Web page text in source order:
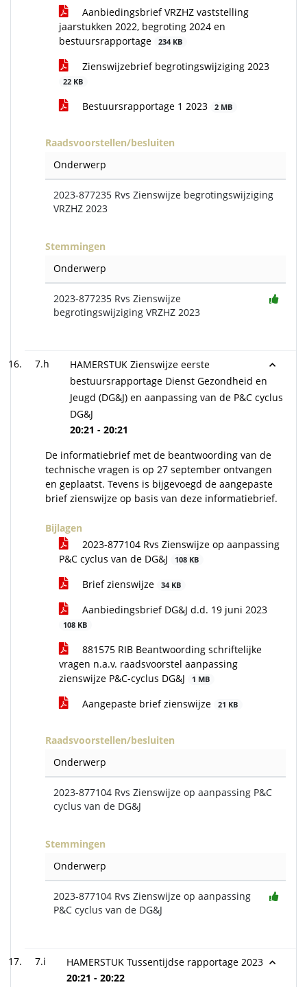
Aanbiedingsbrief VRZHZ vaststelling
jaarstukken 2022, begroting 2024 en
bestuursrapportage
234 KB
Zienswijzebrief begrotingswijziging 2023
22 KB
Bestuursrapportage 1 2023 2 MB
Raadsvoorstellen/besluiten
Onderwerp
2023-877235 Rvs Zienswijze begrotingswijziging
VRZHZ 2023
Stemmingen
Onderwerp
2023-877235 Rvs Zienswijze
begrotingswijziging VRZHZ 2023
7.h
HAMERSTUK Zienswijze eerste
bestuursrapportage Dienst Gezondheid en
Jeugd (DG&J) en aanpassing van de P&C cyclus
DG&J
20:21 - 20:21
De informatiebrief met de beantwoording van de
technische vragen is op 27 september ontvangen
en geplaatst. Tevens is bijgevoegd de aangepaste
brief zienswijze op basis van deze informatiebrief.
Bijlagen
2023-877104 Rvs Zienswijze op aanpassing
P&C cyclus van de DG&J
108 KB
Brief zienswijze 34 KB
Aanbiedingsbrief DG&J d.d. 19 juni 2023
108 KB
881575 RIB Beantwoording schriftelijke
vragen n.a.v. raadsvoorstel aanpassing
zienswijze P&C-cyclus DG&J
1 MB
Aangepaste brief zienswijze 21 KB
Raadsvoorstellen/besluiten
Onderwerp
2023-877104 Rvs Zienswijze op aanpassing P&C
cyclus van de DG&J
Stemmingen
Onderwerp
2023-877104 Rvs Zienswijze op aanpassing
P&C cyclus van de DG&J
7.i
HAMERSTUK Tussentijdse rapportage 2023
20:21 - 20:22